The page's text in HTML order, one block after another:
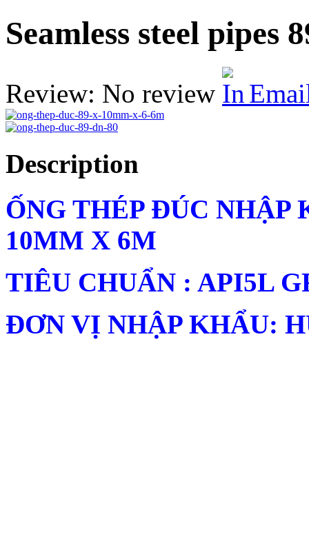
Seamless steel pipes
Review: No review
Description
ỐNG THÉP ĐÚC
10MM X 6M
TIÊU CHUẨN : API5L
ĐƠN VỊ NHẬP KHẨU: